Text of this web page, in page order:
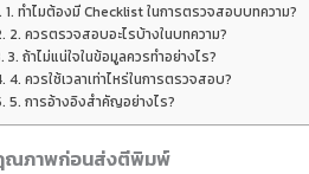
1. ทำไมต้องมี Checklist ในการตรวจสอบบทความ?
2. ควรตรวจสอบอะไรบ้างในบทความ?
3. ถ้าไม่แน่ใจในข้อมูลควรทำอย่างไร?
4. ควรใช้เวลาเท่าไหร่ในการตรวจสอบ?
5. การอ้างอิงสำคัญอย่างไร?
ณภาพก่อนส่งตีพิมพ์